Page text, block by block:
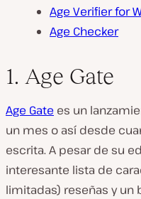
Age Verifier for
Age Checker
1. Age Gate
Age Gate es un
un mes o así desde
escrita. A pesar de su
interesante lista de
limitadas) reseñas y un